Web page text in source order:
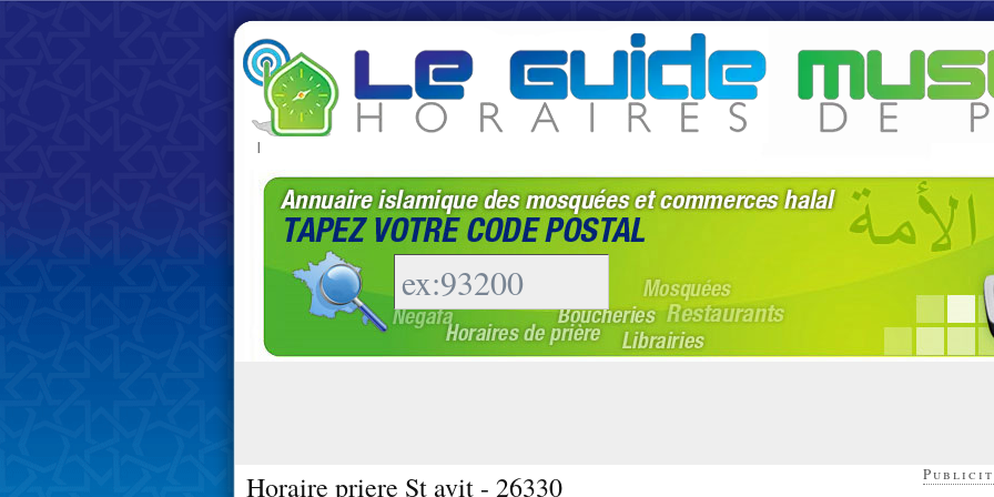
|
Horaire priere St avit - 26330